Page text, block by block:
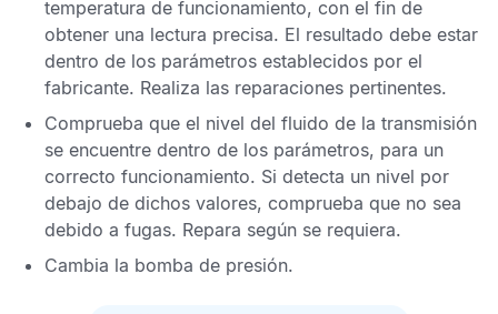
temperatura de funcionamiento, con el fin de
obtener una lectura precisa. El resultado debe estar
dentro de los parámetros establecidos por el
fabricante. Realiza las reparaciones pertinentes.
Comprueba que el nivel del fluido de la transmisión
se encuentre dentro de los parámetros, para un
correcto funcionamiento. Si detecta un nivel por
debajo de dichos valores, comprueba que no sea
debido a fugas. Repara según se requiera.
Cambia la bomba de presión.